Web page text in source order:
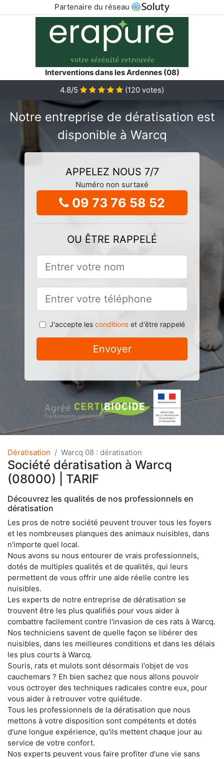
Partenaire du réseau
Interventions dans les Ardennes (08)
4.8/5
(120 votes)
Notre entreprise de dératisation est
disponible à Warcq
APPELEZ NOUS 7/7
Numéro non surtaxé
09 73 76 58 52
OU ÊTRE RAPPELÉ
J'accepte les conditionset d'être rappelé
Envoyer
Dératisation Warcq 08 : dératisation
Société dératisation à Warcq
(08000) | TARIF
Découvrez les qualités de nos professionnels en
dératisation
Les pros de notre société peuvent trouver tous les foyers
et les nombreuses planques des animaux nuisibles, dans
n'importe quel local.
Nous avons su nous entourer de vrais professionnels,
dotés de multiples qualités et de qualités, qui leurs
permettent de vous offrir une aide réelle contre les
nuisibles.
Les experts de notre entreprise de dératisation se
trouvent être les plus qualifiés pour vous aider à
combattre facilement contre l'invasion de ces rats à Warcq.
Nos techniciens savent de quelle façon se libérer des
nuisibles, dans les meilleures conditions et dans les délais
les plus courts à Warcq.
Souris, rats et mulots sont désormais l'objet de vos
cauchemars ? Eh bien sachez que nous allons pouvoir
vous octroyer des techniques radicales contre eux, pour
vous aider à retrouver votre quiétude.
Tous les professionnels de la dératisation que nous
mettons à votre disposition sont compétents et dotés
d'une longue expérience, qu'ils mettent chaque jour au
service de votre confort.
Nos experts peuvent vous faire profiter d'une vie sans